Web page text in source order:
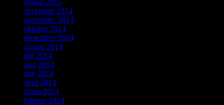
december 2014
november 2014
oktober 2014
september 2014
august 2014
juli 2014
juni 2014
maj 2014
april 2014
marts 2014
februar 2014